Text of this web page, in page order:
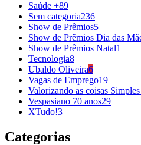
Saúde +89
Sem categoria236
Show de Prêmios5
Show de Prêmios Dia das
Show de Prêmios Natal1
Tecnologia8
Ubaldo Oliveira6
Vagas de Emprego19
Valorizando as coisas
Vespasiano 70 anos29
XTudo!3
Categorias